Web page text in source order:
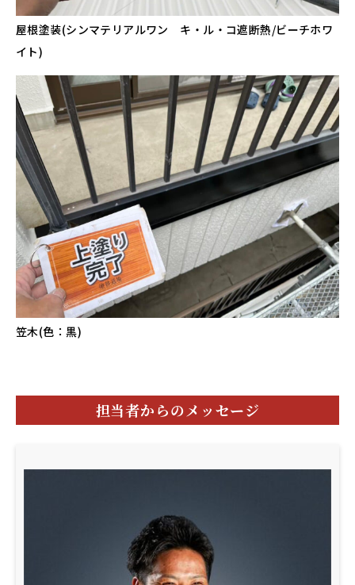
屋根塗装(シンマテリアルワン キ・ル・コ遮断熱/ビーチホワ
イト)
笠木(色：黒)
担当者からのメッセージ